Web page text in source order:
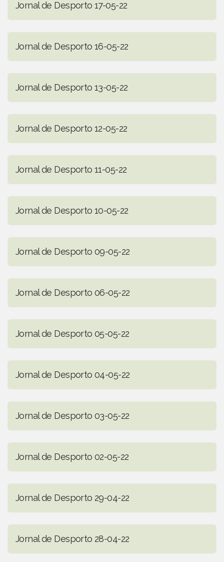
Jornal de Desporto 17-05-22
Jornal de Desporto 16-05-22
Jornal de Desporto 13-05-22
Jornal de Desporto 12-05-22
Jornal de Desporto 11-05-22
Jornal de Desporto 10-05-22
Jornal de Desporto 09-05-22
Jornal de Desporto 06-05-22
Jornal de Desporto 05-05-22
Jornal de Desporto 04-05-22
Jornal de Desporto 03-05-22
Jornal de Desporto 02-05-22
Jornal de Desporto 29-04-22
Jornal de Desporto 28-04-22